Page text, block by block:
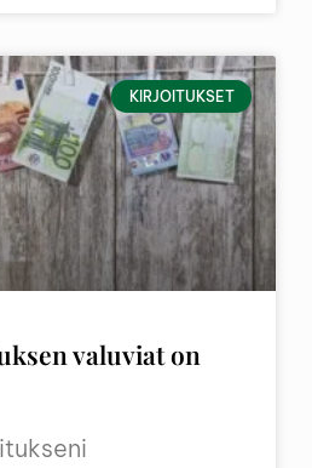
KIRJOITUKSET
valuviat on